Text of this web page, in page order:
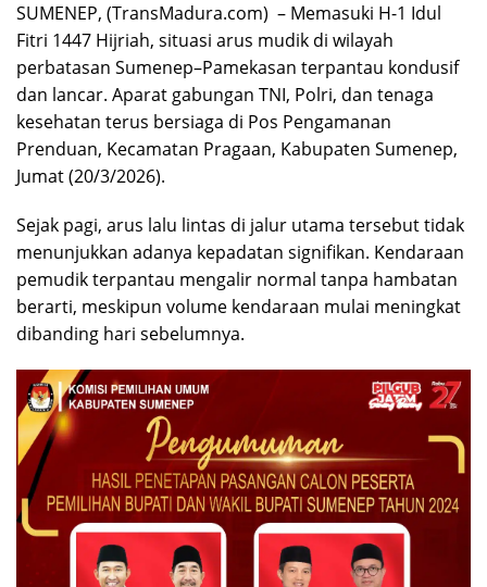
SUMENEP, (TransMadura.com) – Memasuki H-1 Idul
Fitri 1447 Hijriah, situasi arus mudik di wilayah
perbatasan Sumenep–Pamekasan terpantau kondusif
dan lancar. Aparat gabungan TNI, Polri, dan tenaga
kesehatan terus bersiaga di Pos Pengamanan
Prenduan, Kecamatan Pragaan, Kabupaten Sumenep,
Jumat (20/3/2026).
Sejak pagi, arus lalu lintas di jalur utama tersebut tidak
menunjukkan adanya kepadatan signifikan. Kendaraan
pemudik terpantau mengalir normal tanpa hambatan
berarti, meskipun volume kendaraan mulai meningkat
dibanding hari sebelumnya.